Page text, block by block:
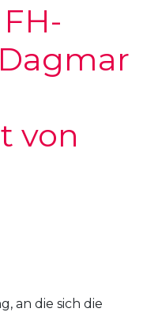
von
an die sich die